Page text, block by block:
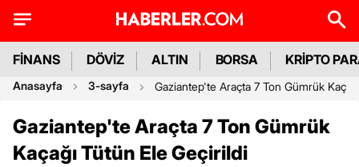
FİNANS DÖVİZ ALTIN BORSA KRİPTO
Anasayfa 3-sayfa Gaziantep'te Araçta 7 Ton Gümrük
Gaziantep'te Araçta 7 Ton Gümrük
Kaçağı Tütün Ele Geçirildi